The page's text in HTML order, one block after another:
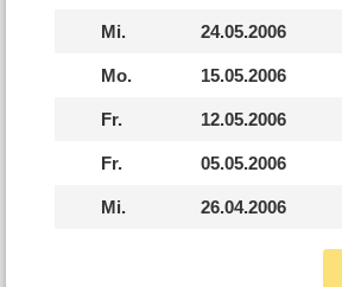
Mi. 24.05.2006
Mo. 15.05.2006
Fr. 12.05.2006
Fr. 05.05.2006
Mi. 26.04.2006